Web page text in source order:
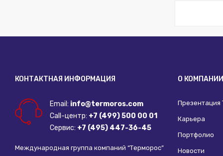
Ширина
КОНТАКТНАЯ ИНФОРМАЦИЯ
Email: info@termoros.com
Call-центр: +7 (499) 500 00 01
Сервис: +7 (495) 447-36-45
Международная группа компаний “Терморос”
О КОМПАНИИ
Презентация
Карьера
Портфолио
Новости